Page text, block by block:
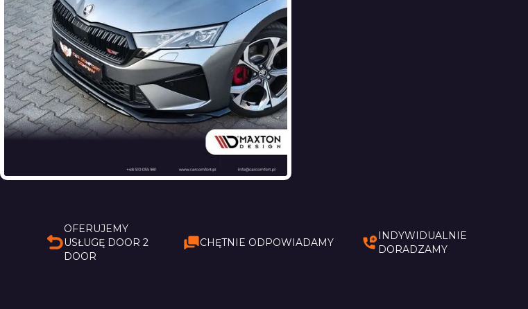
OFERUJEMY
USŁUGĘ DOOR 2
DOOR
CHĘTNIE ODPOWIADAMY
INDYWIDUALNIE
DORADZAMY